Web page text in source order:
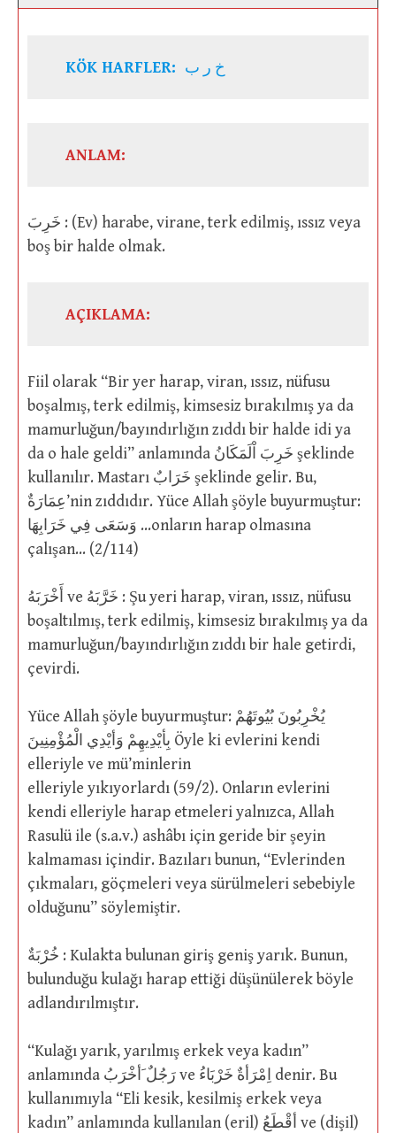
KÖK HARFLER: خ ر ب
ANLAM:
خَرِبَ : (Ev) harabe, virane, terk edilmiş, ıssız veya
boş bir halde olmak.
AÇIKLAMA:
Fiil olarak “Bir yer harap, viran, ıssız, nüfusu
boşalmış, terk edilmiş, kimsesiz bırakılmış ya da
mamurluğun/bayındırlığın zıddı bir halde idi ya
da o hale geldi” anlamında خَرِبَ اْلَمَكَانُ şeklinde
kullanılır. Mastarı خَرَابٌ şeklinde gelir. Bu,
عِمَارَةٌ’nin zıddıdır. Yüce Allah şöyle buyurmuştur:
وَسَعَى فِي خَرَابِهَا …onların harap olmasına
çalışan… (2/114)
أَخْرَبَهُ ve خَرَّبَهُ : Şu yeri harap, viran, ıssız, nüfusu
boşaltılmış, terk edilmiş, kimsesiz bırakılmış ya da
mamurluğun/bayındırlığın zıddı bir hale getirdi,
çevirdi.
Yüce Allah şöyle buyurmuştur: يُخْرِبُونَ بُيُوتَهُمْ
بِأيْدِيهِمْ وَأيْدِي الْمُؤْمِنِينَ Öyle ki evlerini kendi
elleriyle ve mü’minlerin
elleriyle yıkıyorlardı (59/2). Onların evlerini
kendi elleriyle harap etmeleri yalnızca, Allah
Rasulü ile (s.a.v.) ashâbı için geride bir şeyin
kalmaması içindir. Bazıları bunun, “Evlerinden
çıkmaları, göçmeleri veya sürülmeleri sebebiyle
olduğunu” söylemiştir.
خُرْبَةٌ : Kulakta bulunan giriş geniş yarık. Bunun,
bulunduğu kulağı harap ettiği düşünülerek böyle
adlandırılmıştır.
“Kulağı yarık, yarılmış erkek veya kadın”
anlamında رَجُلٌ َأخْرَبُ ve اِمْرَأةٌ خَرْبَاءُ denir. Bu
kullanımıyla “Eli kesik, kesilmiş erkek veya
kadın” anlamında kullanılan (eril) أقْطَعُ ve (dişil)